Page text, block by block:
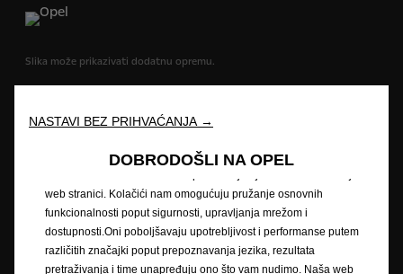
Slika može prikazivati dodatnu opremu.
PDV i posebni porez (trošarinu) kod vozila koja su u obvezi plaćanja
Vam dati točne informacije. Podaci su informativni. AW OPL Distribution
Kft. sa svojom tvrtkom-kćeri AW CRO Distribution d.o.o. i ovlašteni Opel
partneri ne snosi nikakvu odgovornost.
Opisi i ilustracije značajki mogu se odnositi na ili prikazivati dodatnu
opremu koja nije uključena u standardnu isporuku. Sadržani podaci bili
su točni u vrijeme objavljivanja. Pridržavamo pravo na izmjene u dizajnu i
NASTAVI BEZ PRIHVAĆANJA →
DOBRODOŠLI NA OPEL
web stranici. Kolačići nam omogućuju pružanje osnovnih
funkcionalnosti poput sigurnosti, upravljanja mrežom i
dostupnosti.Oni poboljšavaju upotrebljivost i performanse putem
različitih značajki poput prepoznavanja jezika, rezultata
pretraživanja i time unapređuju ono što vam nudimo. Naša web